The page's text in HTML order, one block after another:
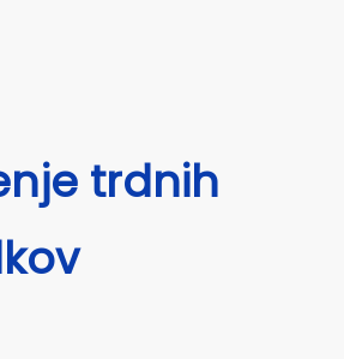
trdnih